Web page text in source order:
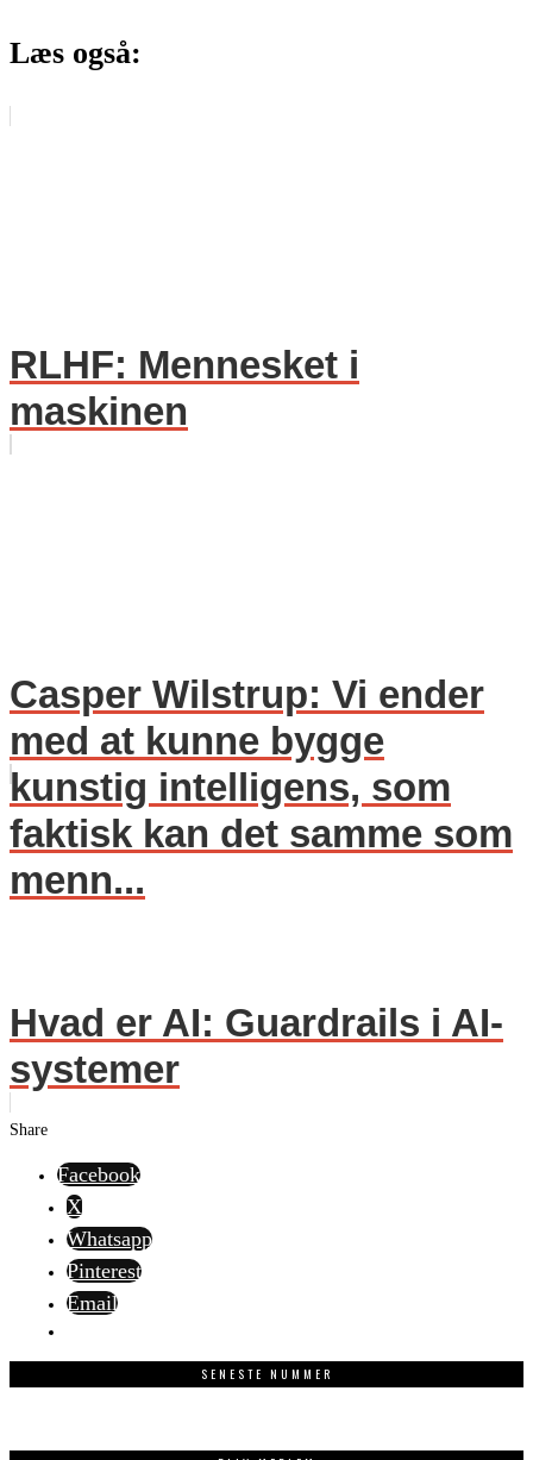
Læs også:
RLHF: Mennesket i
maskinen
Casper Wilstrup: Vi ender
med at kunne bygge
kunstig intelligens, som
faktisk kan det samme som
menn...
Hvad er AI: Guardrails i AI-
systemer
Share
Facebook
X
Whatsapp
Pinterest
Email
SENESTE NUMMER